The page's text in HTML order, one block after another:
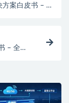
案白皮书 – 全
– 全